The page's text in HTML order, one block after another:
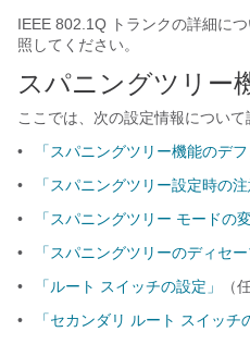
IEEE 802.1Q トランクの詳細につ
照してください。
スパニングツリー
ここでは、次の設定情報について
•
「スパニングツリー機能のデフ
•
「スパニングツリー設定時の注
•
「スパニングツリー モードの変
•
「スパニングツリーのディセー
•
「ルート スイッチの設定」
（
•
「セカンダリ ルート スイッチ